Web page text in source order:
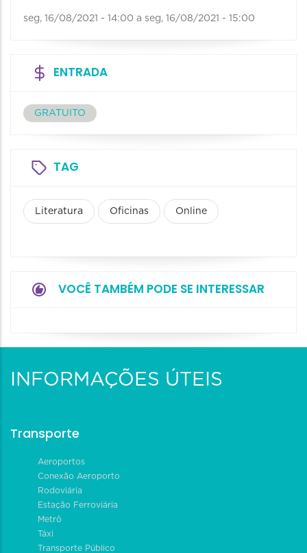
seg, 16/08/2021 - 14:00 a seg, 16/08/2021 - 15:00
ENTRADA
GRATUITO
TAG
Literatura Oficinas Online
VOCÊ TAMBÉM PODE SE INTERESSAR
INFORMAÇÕES ÚTEIS
Transporte
Aeroportos
Conexão Aeroporto
Rodoviária
Estação Ferroviária
Metrô
Táxi
Transporte Público